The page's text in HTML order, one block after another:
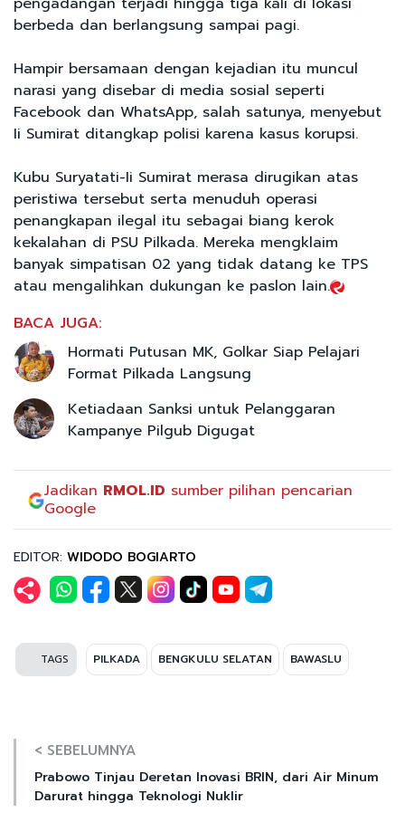
berbeda dan berlangsung sampai pagi.
Hampir bersamaan dengan kejadian itu muncul
narasi yang disebar di media sosial seperti
Facebook dan WhatsApp, salah satunya, menyebut
Ii Sumirat ditangkap polisi karena kasus korupsi.
Kubu Suryatati-Ii Sumirat merasa dirugikan atas
peristiwa tersebut serta menuduh operasi
penangkapan ilegal itu sebagai biang kerok
kekalahan di PSU Pilkada. Mereka mengklaim
banyak simpatisan 02 yang tidak datang ke TPS
atau mengalihkan dukungan ke paslon lain.
BACA JUGA:
Hormati Putusan MK, Golkar Siap Pelajari
Format Pilkada Langsung
Ketiadaan Sanksi untuk Pelanggaran
Kampanye Pilgub Digugat
Jadikan RMOL.ID sumber pilihan pencarian
Google
EDITOR: WIDODO BOGIARTO
TAGS PILKADA BENGKULU SELATAN BAWASLU
< SEBELUMNYA
Prabowo Tinjau Deretan Inovasi BRIN, dari Air Minum
Darurat hingga Teknologi Nuklir